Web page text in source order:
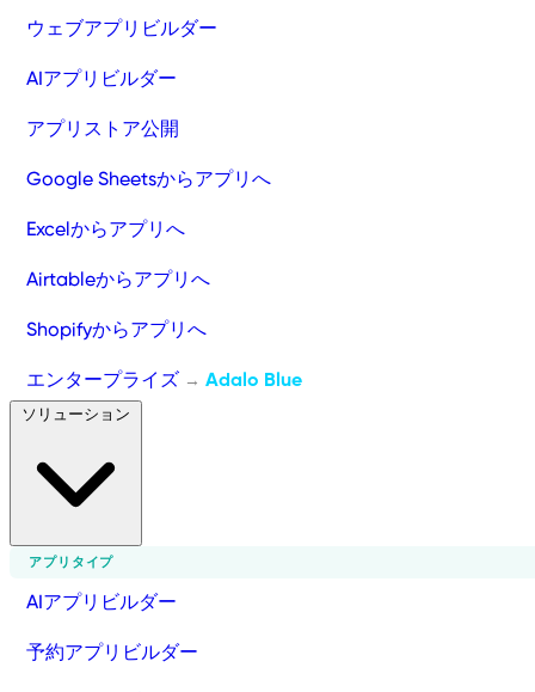
ウェブアプリビルダー
AIアプリビルダー
アプリストア公開
Google Sheetsからアプリへ
Excelからアプリへ
Airtableからアプリへ
Shopifyからアプリへ
エンタープライズ → Adalo Blue
アプリタイプ
AIアプリビルダー
予約アプリビルダー